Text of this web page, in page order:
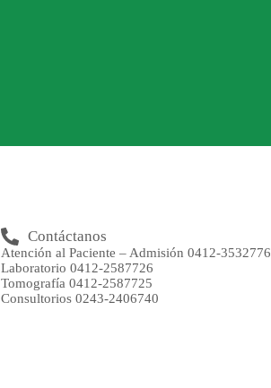
Contáctanos
Atención al Paciente – Admisión 0412-3532776
Laboratorio 0412-2587726
Tomografía 0412-2587725
Consultorios 0243-2406740